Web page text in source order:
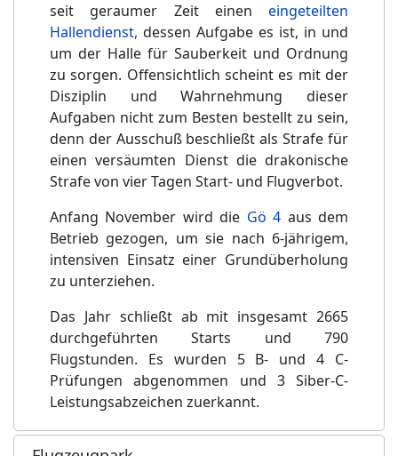
seit geraumer Zeit einen eingeteilten
Hallendienst, dessen Aufgabe es ist, in und
um der Halle für Sauberkeit und Ordnung
zu sorgen. Offensichtlich scheint es mit der
Disziplin und Wahrnehmung dieser
Aufgaben nicht zum Besten bestellt zu sein,
denn der Ausschuß beschließt als Strafe für
einen versäumten Dienst die drakonische
Strafe von vier Tagen Start- und Flugverbot.
Anfang November wird die Gö 4 aus dem
Betrieb gezogen, um sie nach 6-jährigem,
intensiven Einsatz einer Grundüberholung
zu unterziehen.
Das Jahr schließt ab mit insgesamt 2665
durchgeführten Starts und 790
Flugstunden. Es wurden 5 B- und 4 C-
Prüfungen abgenommen und 3 Siber-C-
Leistungsabzeichen zuerkannt.